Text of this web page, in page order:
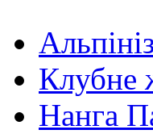
Клубне
Нанга